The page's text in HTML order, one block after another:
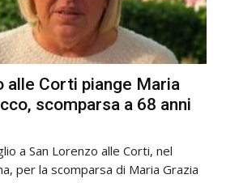
alle Corti piange Maria
scomparsa a 68 anni
a San Lorenzo alle Corti, nel
per la scomparsa di Maria Grazia